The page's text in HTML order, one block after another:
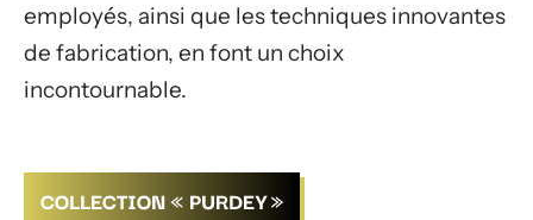
employés, ainsi que les techniques innovantes
de fabrication, en font un choix
incontournable.
COLLECTION « PURDEY »